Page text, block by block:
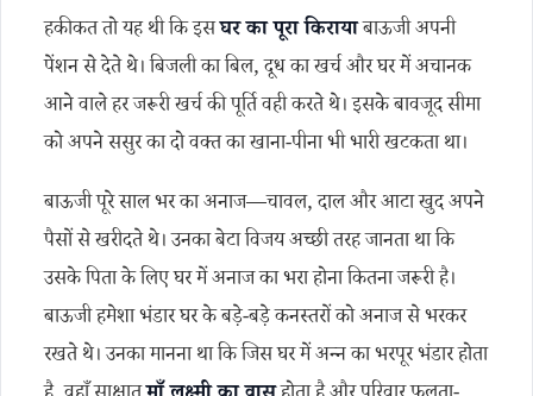
हकीकत तो यह थी कि इसघर का पूरा किरायाबाऊजी अपनी
पेंशन से देते थे। बिजली का बिल, दूध का खर्च और घर में अचानक
आने वाले हर जरूरी खर्च की पूर्ति वही करते थे। इसके बावजूद सीमा
को अपने ससुर का दो वक्त का खाना-पीना भी भारी खटकता था।
बाऊजी पूरे साल भर का अनाज—चावल, दाल और आटा खुद अपने
पैसों से खरीदते थे। उनका बेटा विजय अच्छी तरह जानता था कि
उसके पिता के लिए घर में अनाज का भरा होना कितना जरूरी है।
बाऊजी हमेशा भंडार घर के बड़े-बड़े कनस्तरों को अनाज से भरकर
रखते थे। उनका मानना था कि जिस घर में अन्न का भरपूर भंडार होता